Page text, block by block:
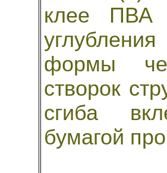
клее ПВА
формы
створок
сгиба
бумагой